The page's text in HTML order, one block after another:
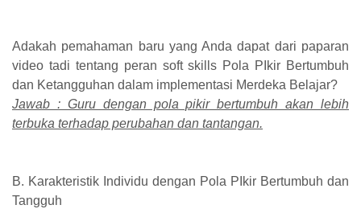
Adakah pemahaman baru yang Anda dapat dari paparan
video tadi tentang peran soft skills Pola PIkir Bertumbuh
dan Ketangguhan dalam implementasi Merdeka Belajar?
Jawab : Guru dengan pola pikir bertumbuh akan lebih
terbuka terhadap perubahan dan tantangan.
B. Karakteristik Individu dengan Pola PIkir Bertumbuh dan
Tangguh